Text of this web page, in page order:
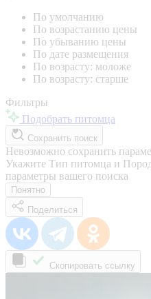
По умолчанию
По возрастанию цены
По убыванию цены
По дате размещения
По возрасту: моложе
По возрасту: старше
Фильтры
Подобрать питомца
Сохранить поиск
Невозможно сохранить
Укажите Тип питомца и
параметры вашего поиска
Понятно
Поделиться
Скопировать ссылку